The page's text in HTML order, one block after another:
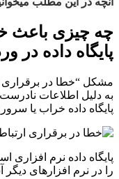
چه چیزی باعث
پایگاه‌ داده
مشکل “خطا در برقراری
به دلیل اطلاعات
پایگاه داده خراب یا
پایگاه داده نرم افزاری
را در نرم افزارهای